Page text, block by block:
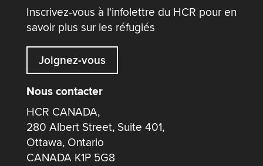
Inscrivez-vous à l'infolettre du HCR pour en
savoir plus sur les réfugiés
Joignez-vous
Nous contacter
HCR CANADA,
280 Albert Street, Suite 401,
Ottawa, Ontario
CANADA K1P 5G8